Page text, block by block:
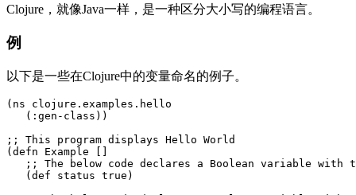
Clojure，就像Java一样，是一种区分大小写的编程语言。
例
以下是一些在Clojure中的变量命名的例子。
(ns clojure.examples.hello
   (:gen-class))
;; This program displays Hello World
(defn Example []
;; The below code declares a Boolean variable with
   (def status true)